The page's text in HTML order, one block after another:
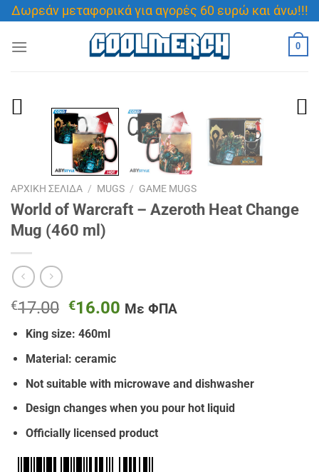
Μετάβαση
στο
περιεχόμενο
Δωρεάν μεταφορικά για αγορές 60 ευρώ και άνω!!!
0
ΑΡΧΙΚΉ ΣΕΛΊΔΑ / MUGS / GAME MUGS
World of Warcraft – Azeroth Heat Change
Mug (460 ml)
€17.00 Original
price
was:
€17.00.
€16.00 Η
€16.00.
Με ΦΠΑ
King size: 460ml
Material: ceramic
Not suitable with microwave and dishwasher
Design changes when you pour hot liquid
Officially licensed product